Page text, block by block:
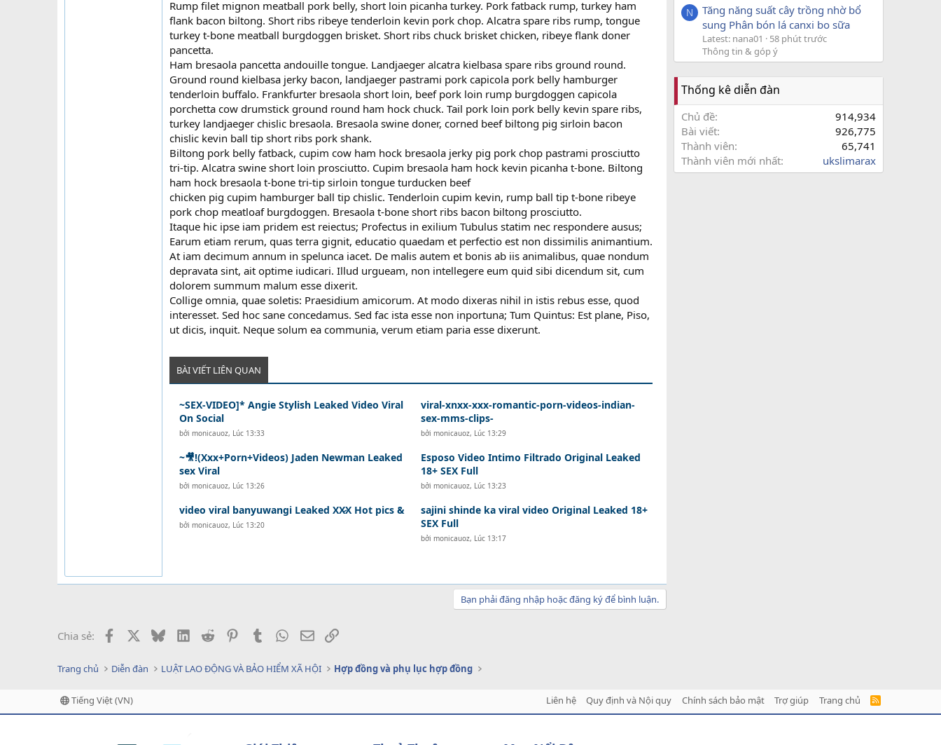
Rump filet mignon meatball pork belly, short loin picanha turkey. Pork fatback rump, turkey ham
flank bacon biltong. Short ribs ribeye tenderloin kevin pork chop. Alcatra spare ribs rump, tongue
turkey t-bone meatball burgdoggen brisket. Short ribs chuck brisket chicken, ribeye flank doner
pancetta.
Ham bresaola pancetta andouille tongue. Landjaeger alcatra kielbasa spare ribs ground round.
Ground round kielbasa jerky bacon, landjaeger pastrami pork capicola pork belly hamburger
tenderloin buffalo. Frankfurter bresaola short loin, beef pork loin rump burgdoggen capicola
porchetta cow drumstick ground round ham hock chuck. Tail pork loin pork belly kevin spare ribs,
turkey landjaeger chislic bresaola. Bresaola swine doner, corned beef biltong pig sirloin bacon
chislic kevin ball tip short ribs pork shank.
Biltong pork belly fatback, cupim cow ham hock bresaola jerky pig pork chop pastrami prosciutto
tri-tip. Alcatra swine short loin prosciutto. Cupim bresaola ham hock kevin picanha t-bone. Biltong
ham hock bresaola t-bone tri-tip sirloin tongue turducken beef
chicken pig cupim hamburger ball tip chislic. Tenderloin cupim kevin, rump ball tip t-bone ribeye
pork chop meatloaf burgdoggen. Bresaola t-bone short ribs bacon biltong prosciutto.
Itaque hic ipse iam pridem est reiectus; Profectus in exilium Tubulus statim nec respondere ausus;
Earum etiam rerum, quas terra gignit, educatio quaedam et perfectio est non dissimilis animantium.
At iam decimum annum in spelunca iacet. De malis autem et bonis ab iis animalibus, quae nondum
depravata sint, ait optime iudicari. Illud urgueam, non intellegere eum quid sibi dicendum sit, cum
dolorem summum malum esse dixerit.
Collige omnia, quae soletis: Praesidium amicorum. At modo dixeras nihil in istis rebus esse, quod
interesset. Sed hoc sane concedamus. Sed fac ista esse non inportuna; Tum Quintus: Est plane, Piso,
ut dicis, inquit. Neque solum ea communia, verum etiam paria esse dixerunt.
BÀI VIẾT LIÊN QUAN
~SEX-VIDEO]* Angie Stylish Leaked Video Viral
On Social
bởi monicauoz, Lúc 13:33
viral-xnxx-xxx-romantic-porn-videos-indian-
sex-mms-clips-
bởi monicauoz, Lúc 13:29
~🎥!(Xxx+Porn+Videos) Jaden Newman Leaked
sex Viral
bởi monicauoz, Lúc 13:26
Esposo Video Intimo Filtrado Original Leaked
18+ SEX Full
bởi monicauoz, Lúc 13:23
video viral banyuwangi Leaked XX̷X Hot pics &
bởi monicauoz, Lúc 13:20
sajini shinde ka viral video Original Leaked 18+
SEX Full
bởi monicauoz, Lúc 13:17
Bạn phải đăng nhập hoặc đăng ký để bình luận.
Chia sẻ: Facebook BlueskyLinkedIn
Reddit PinterestTumblr WhatsApp
EmailLink
N
Tăng năng suất cây trồng nhờ bổ
sung Phân bón lá canxi bo sữa
Latest: nana01
58 phút trước
Thông tin & góp ý
Thống kê diễn đàn
Chủ đề
914,934
Bài viết
926,775
Thành viên
65,741
Thành viên mới nhất
ukslimarax
Trang chủ Diễn đàn LUẬT LAO ĐỘNG VÀ BẢO HIỂM XÃ HỘI Hợp đồng và phụ lục hợp đồng
Tiếng Việt (VN) Liên hệ Quy định và Nội quy Chính sách bảo mật Trợ giúp Trang chủ
R